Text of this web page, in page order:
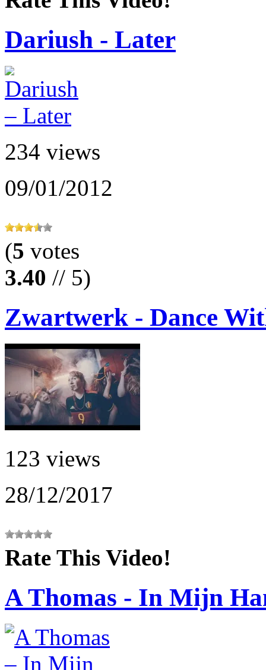
Dariush - Later
234 views
09/01/2012
(5 votes
3.40 // 5)
Zwartwerk - Dance
123 views
28/12/2017
Rate This Video!
A Thomas - In Mijn